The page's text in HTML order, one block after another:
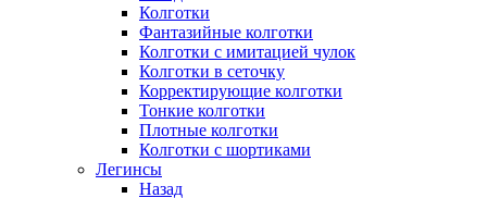
Колготки
Фантазийные колготки
Колготки с имитацией чулок
Колготки в сеточку
Корректирующие колготки
Тонкие колготки
Плотные колготки
Колготки с шортиками
Легинсы
Назад